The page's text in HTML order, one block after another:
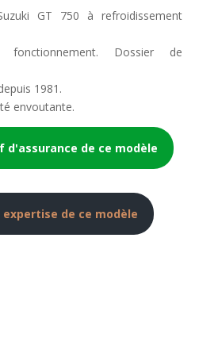
GT 750 à refroidissement
Dossier de
1981.
envoutante.
d'assurance de ce modèle
expertise de ce modèle